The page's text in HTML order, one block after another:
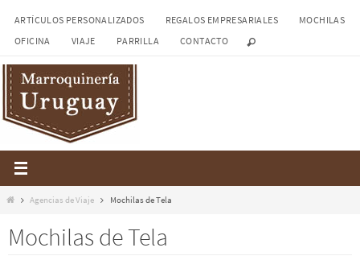
ARTÍCULOS PERSONALIZADOS REGALOS EMPRESARIALES
MOCHILAS
OFICINA
VIAJE PARRILLA CONTACTO
InicioAgencias de Viaje Mochilas de Tela
Mochilas de Tela